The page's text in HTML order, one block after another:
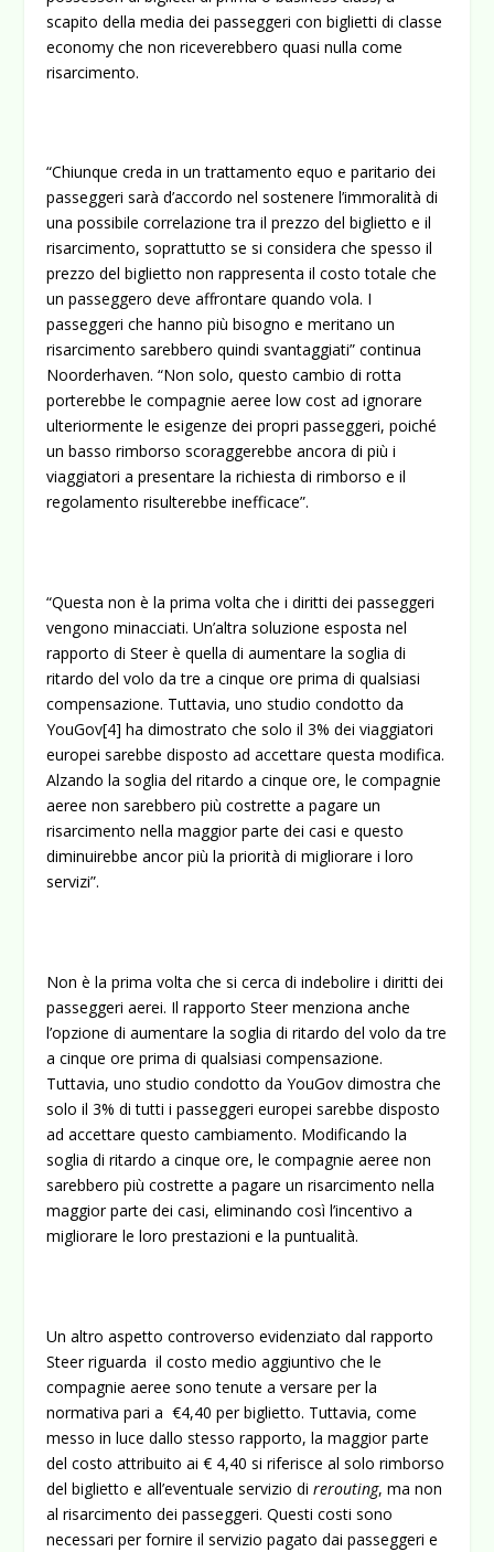
scapito della media dei passeggeri con biglietti di classe
economy che non riceverebbero quasi nulla come
risarcimento.
“Chiunque creda in un trattamento equo e paritario dei
passeggeri sarà d’accordo nel sostenere l’immoralità di
una possibile correlazione tra il prezzo del biglietto e il
risarcimento, soprattutto se si considera che spesso il
prezzo del biglietto non rappresenta il costo totale che
un passeggero deve affrontare quando vola. I
passeggeri che hanno più bisogno e meritano un
risarcimento sarebbero quindi svantaggiati” continua
Noorderhaven. “Non solo, questo cambio di rotta
porterebbe le compagnie aeree low cost ad ignorare
ulteriormente le esigenze dei propri passeggeri, poiché
un basso rimborso scoraggerebbe ancora di più i
viaggiatori a presentare la richiesta di rimborso e il
regolamento risulterebbe inefficace”.
“Questa non è la prima volta che i diritti dei passeggeri
vengono minacciati. Un’altra soluzione esposta nel
rapporto di Steer è quella di aumentare la soglia di
ritardo del volo da tre a cinque ore prima di qualsiasi
compensazione. Tuttavia, uno studio condotto da
YouGov[4] ha dimostrato che solo il 3% dei viaggiatori
europei sarebbe disposto ad accettare questa modifica.
Alzando la soglia del ritardo a cinque ore, le compagnie
aeree non sarebbero più costrette a pagare un
risarcimento nella maggior parte dei casi e questo
diminuirebbe ancor più la priorità di migliorare i loro
servizi”.
Non è la prima volta che si cerca di indebolire i diritti dei
passeggeri aerei. Il rapporto Steer menziona anche
l’opzione di aumentare la soglia di ritardo del volo da tre
a cinque ore prima di qualsiasi compensazione.
Tuttavia, uno studio condotto da YouGov dimostra che
solo il 3% di tutti i passeggeri europei sarebbe disposto
ad accettare questo cambiamento. Modificando la
soglia di ritardo a cinque ore, le compagnie aeree non
sarebbero più costrette a pagare un risarcimento nella
maggior parte dei casi, eliminando così l’incentivo a
migliorare le loro prestazioni e la puntualità.
Un altro aspetto controverso evidenziato dal rapporto
Steer riguarda il costo medio aggiuntivo che le
compagnie aeree sono tenute a versare per la
normativa pari a €4,40 per biglietto. Tuttavia, come
messo in luce dallo stesso rapporto, la maggior parte
del costo attribuito ai € 4,40 si riferisce al solo rimborso
del biglietto e all’eventuale servizio direrouting, ma non
al risarcimento dei passeggeri. Questi costi sono
necessari per fornire il servizio pagato dai passeggeri e